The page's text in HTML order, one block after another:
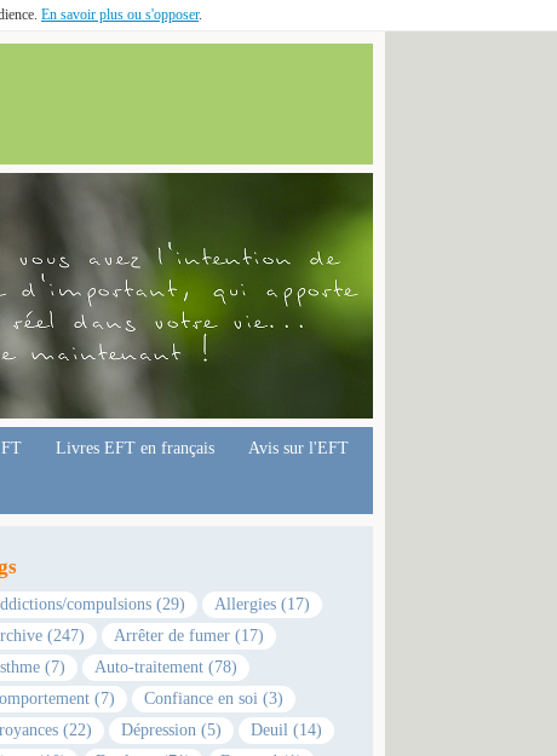
En savoir plus ou s'opposer.
Livres EFT en français Avis sur l'EFT
compulsions (29)
Allergies (17)
(247)
Arrêter de fumer (17)
(7)
Auto-traitement (78)
(7)
Confiance en soi (3)
(22)
Dépression (5)
Deuil (14)